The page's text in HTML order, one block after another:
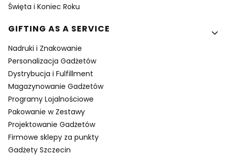
Święta i Koniec Roku
GIFTING AS A SERVICE
Nadruki i Znakowanie
Personalizacja Gadżetów
Dystrybucja i Fulfillment
Magazynowanie Gadżetów
Programy Lojalnościowe
Pakowanie w Zestawy
Projektowanie Gadżetów
Firmowe sklepy za punkty
Gadżety Szczecin